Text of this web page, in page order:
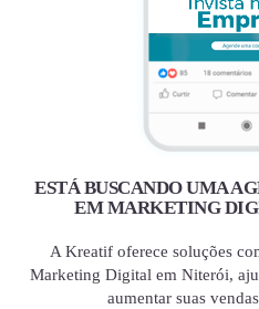
ESTÁ BUSCANDO UMA
EM MARKETING
A Kreatif oferece soluções
Marketing Digital em Niterói,
aumentar suas